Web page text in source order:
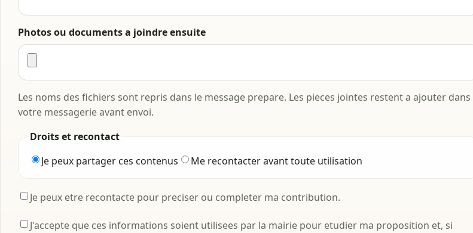
Photos ou documents a joindre ensuite
Les noms des fichiers sont repris dans le message prepare. Les pieces jointes restent a ajouter dans
votre messagerie avant envoi.
Droits et recontact
Je peux partager ces contenus
Me recontacter avant toute utilisation
Je peux etre recontacte pour preciser ou completer ma contribution.
J'accepte que ces informations soient utilisees par la mairie pour etudier ma proposition et, si